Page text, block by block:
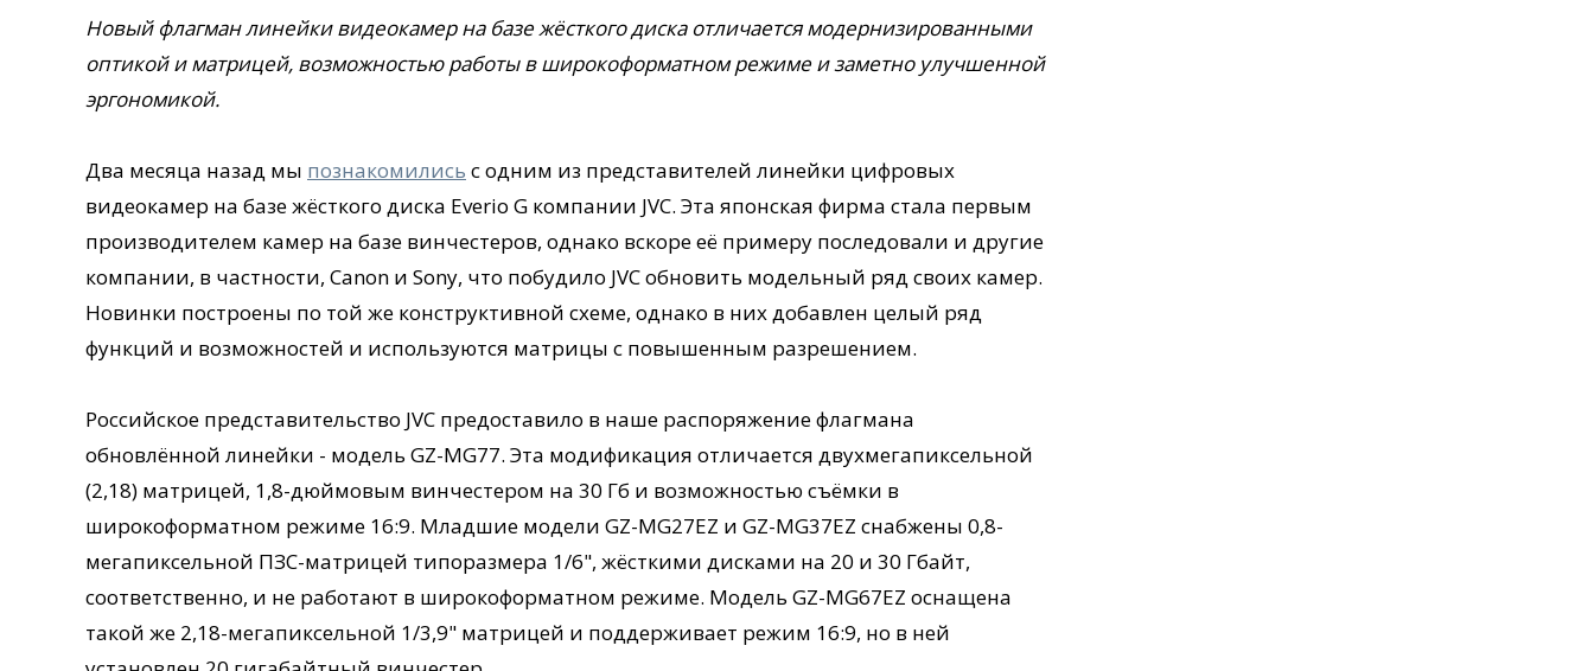
Новый флагман линейки видеокамер на базе жёсткого диска отличается модернизированными
оптикой и матрицей, возможностью работы в широкоформатном режиме и заметно улучшенной
эргономикой.
Два месяца назад мы познакомились с одним из представителей линейки цифровых
видеокамер на базе жёсткого диска Everio G компании JVC. Эта японская фирма стала первым
производителем камер на базе винчестеров, однако вскоре её примеру последовали и другие
компании, в частности, Canon и Sony, что побудило JVC обновить модельный ряд своих камер.
Новинки построены по той же конструктивной схеме, однако в них добавлен целый ряд
функций и возможностей и используются матрицы с повышенным разрешением.
Российское представительство JVC предоставило в наше распоряжение флагмана
обновлённой линейки - модель GZ-MG77. Эта модификация отличается двухмегапиксельной
(2,18) матрицей, 1,8-дюймовым винчестером на 30 Гб и возможностью съёмки в
широкоформатном режиме 16:9. Младшие модели GZ-MG27EZ и GZ-MG37EZ снабжены 0,8-
мегапиксельной ПЗС-матрицей типоразмера 1/6", жёсткими дисками на 20 и 30 Гбайт,
соответственно, и не работают в широкоформатном режиме. Модель GZ-MG67EZ оснащена
такой же 2,18-мегапиксельной 1/3,9" матрицей и поддерживает режим 16:9, но в ней